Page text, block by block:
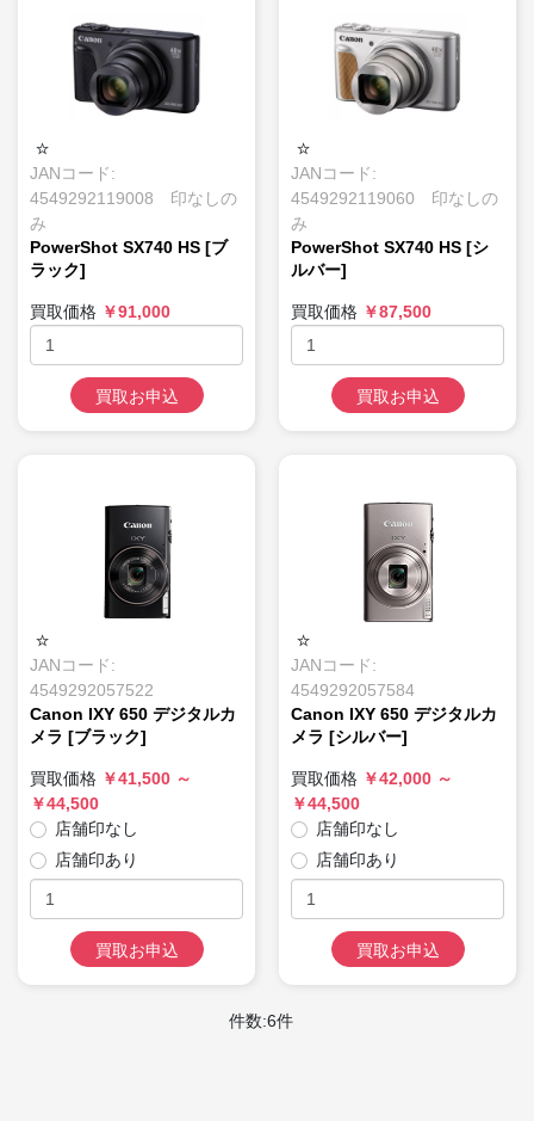
JANコード:
4549292119008 印なしの
み
PowerShot SX740 HS [ブ
ラック]
買取価格 ￥91,000
買取お申込
JANコード:
4549292119060 印なしの
み
PowerShot SX740 HS [シ
ルバー]
買取価格 ￥87,500
買取お申込
JANコード:
4549292057522
Canon IXY 650 デジタルカ
メラ [ブラック]
買取価格 ￥41,500 ～
￥44,500
店舗印なし
店舗印あり
買取お申込
JANコード:
4549292057584
Canon IXY 650 デジタルカ
メラ [シルバー]
買取価格 ￥42,000 ～
￥44,500
店舗印なし
店舗印あり
買取お申込
件数:6件